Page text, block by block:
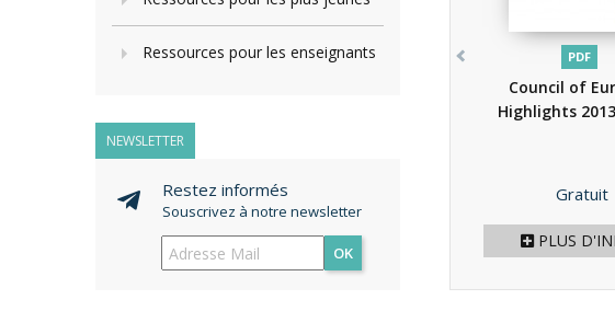
Ressources pour les enseignants
NEWSLETTER
Restez informés
Souscrivez à notre newsletter
OK
PDF
Council of
Highlights 2013
Prix
Gratuit
PLUS